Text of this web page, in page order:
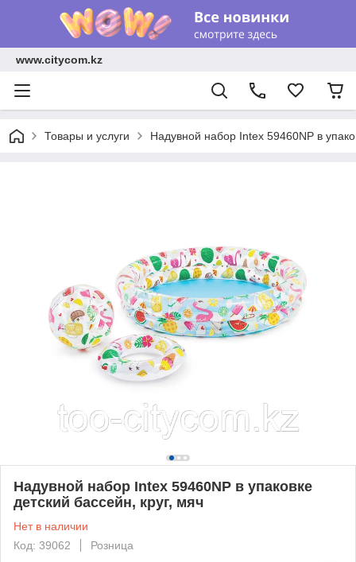
www.citycom.kz
Товары и услуги Надувной набор Intex 59460NP в
Надувной набор Intex 59460NP в упаковке
детский бассейн, круг, мяч
Нет в наличии
Код: 39062
Розница